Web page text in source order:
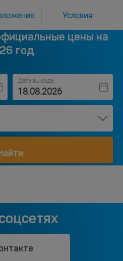
Условия
цены на
год
Дата выезда: